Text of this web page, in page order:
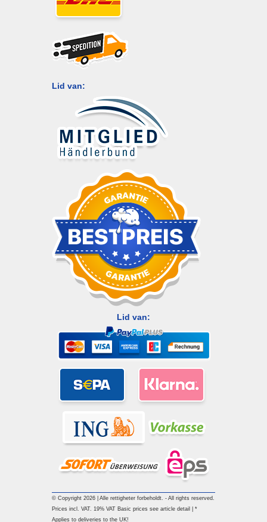
Lid van:
Lid van:
© Copyright 2026 | Alle rettigheter forbeholdt. - All rights reserved.
Prices incl. VAT. 19% VAT Basic prices see article detail | *
Applies to deliveries to the UK!